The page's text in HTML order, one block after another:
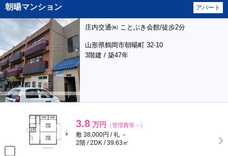
朝暘マンション アパート
庄内交通㈱ ことぶき会館/徒歩2分
山形県鶴岡市朝暘町 32-10
3階建 / 築47年
3.8 万円 （管理費等－）
敷 38,000円 / 礼 －
2階 / 2DK / 39.63㎡